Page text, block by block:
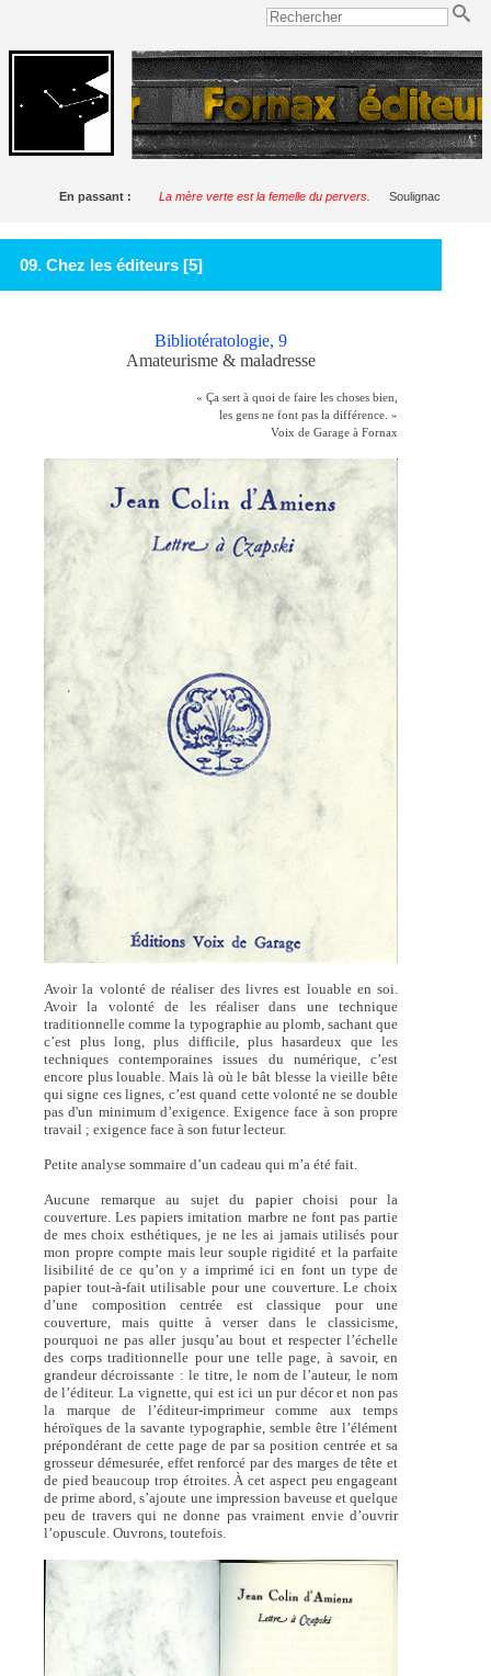
En passant : La mère verte est la femelle du pervers. Soulignac
09. Chez les éditeurs [5]
Bibliotératologie, 9
Amateurisme & maladresse
« Ça sert à quoi de faire les choses bien,
les gens ne font pas la différence. »
Voix de Garage à Fornax
Avoir la volonté de réaliser des livres est louable en soi.
Avoir la volonté de les réaliser dans une technique
traditionnelle comme la typographie au plomb, sachant que
c’est plus long, plus difficile, plus hasardeux que les
techniques contemporaines issues du numérique, c’est
encore plus louable. Mais là où le bât blesse la vieille bête
qui signe ces lignes, c’est quand cette volonté ne se double
pas d'un minimum d’exigence. Exigence face à son propre
travail ; exigence face à son futur lecteur.
Petite analyse sommaire d’un cadeau qui m’a été fait.
Aucune remarque au sujet du papier choisi pour la
couverture. Les papiers imitation marbre ne font pas partie
de mes choix esthétiques, je ne les ai jamais utilisés pour
mon propre compte mais leur souple rigidité et la parfaite
lisibilité de ce qu’on y a imprimé ici en font un type de
papier tout-à-fait utilisable pour une couverture. Le choix
d’une composition centrée est classique pour une
couverture, mais quitte à verser dans le classicisme,
pourquoi ne pas aller jusqu’au bout et respecter l’échelle
des corps traditionnelle pour une telle page, à savoir, en
grandeur décroissante : le titre, le nom de l’auteur, le nom
de l’éditeur. La vignette, qui est ici un pur décor et non pas
la marque de l’éditeur-imprimeur comme aux temps
héroïques de la savante typographie, semble être l’élément
prépondérant de cette page de par sa position centrée et sa
grosseur démesurée, effet renforcé par des marges de tête et
de pied beaucoup trop étroites. À cet aspect peu engageant
de prime abord, s’ajoute une impression baveuse et quelque
peu de travers qui ne donne pas vraiment envie d’ouvrir
l’opuscule. Ouvrons, toutefois.